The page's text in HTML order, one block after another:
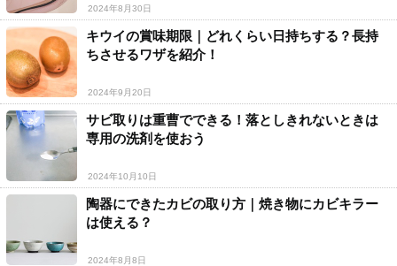
2024年8月30日
キウイの賞味期限｜どれくらい日持ちする？長持
ちさせるワザを紹介！
2024年9月20日
サビ取りは重曹でできる！落としきれないときは
専用の洗剤を使おう
2024年10月10日
陶器にできたカビの取り方｜焼き物にカビキラー
は使える？
2024年8月8日